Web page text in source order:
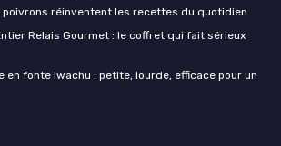
poivrons réinventent les recettes du quotidien
Relais Gourmet : le coffret qui fait sérieux
en fonte Iwachu : petite, lourde, efficace pour un